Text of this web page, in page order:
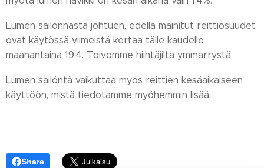
Lumen säilönnästä johtuen, edellä mainitut reittiosuudet
ovat käytössä viimeistä kertaa tälle kaudelle
maanantaina 19.4. Toivomme hiihtäjiltä ymmärrystä.
Lumen säilöntä vaikuttaa myös reittien kesäaikaiseen
käyttöön, mistä tiedotamme myöhemmin lisää.
Share